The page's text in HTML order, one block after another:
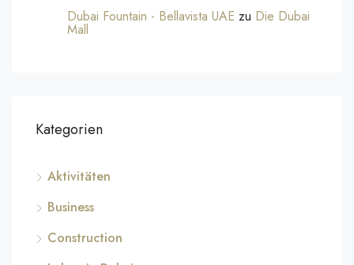
Dubai Fountain - Bellavista UAE zu Die Dubai
Mall
Kategorien
Aktivitäten
Business
Construction